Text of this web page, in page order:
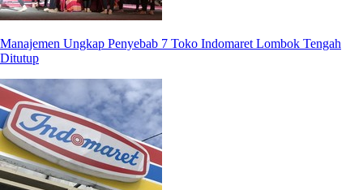
Manajemen Ungkap Penyebab 7 Toko Indomaret Lombok Tengah
Ditutup